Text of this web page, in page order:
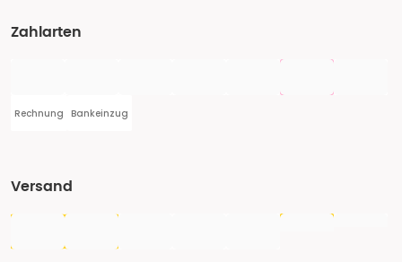
Zahlarten
Rechnung Bankeinzug
Versand